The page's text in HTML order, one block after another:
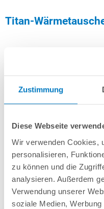
Zustimmung
Diese Webseite
Wir verwenden Cookies,
personalisieren,
zu können und die
analysieren. Außerdem
Verwendung unserer
soziale Medien,
Titan-
549,00 € *
(-
UVP:699,00 € *
Lieferung in ca. 1-3
Schon ab 16,40 €
Weitere Informationen